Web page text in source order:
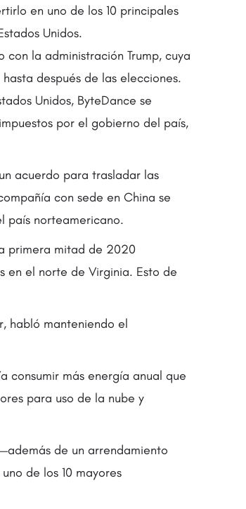
en uno de los 10 principales
Unidos.
la administración Trump, cuya
después de las elecciones.
Unidos, ByteDance se
por el gobierno del país,
acuerdo para trasladar las
con sede en China se
país norteamericano.
primera mitad de 2020
en el norte de Virginia. Esto de
habló manteniendo el
consumir más energía anual que
para uso de la nube y
de un arrendamiento
de los 10 mayores